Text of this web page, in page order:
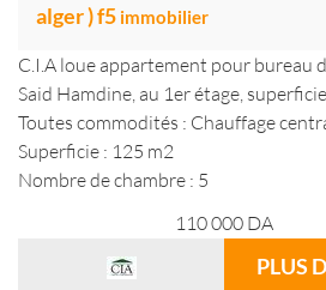
alger ) f5 immobilier
C.I.A loue appartement pour bureau
Said Hamdine, au 1er étage,
Toutes commodités : Chauffage
Superficie : 125 m2
Nombre de chambre : 5
110 000 DA
PLUS